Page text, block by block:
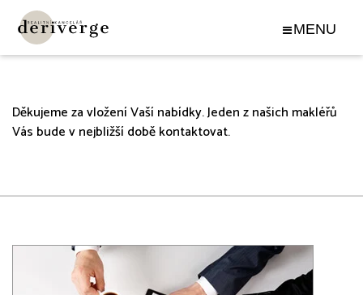
Text po odeslání nabídky
Děkujeme za vložení Vaší nabídky. Jeden z našich makléřů
Vás bude v nejbližší době kontaktovat.